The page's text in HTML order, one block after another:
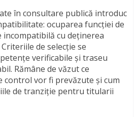
în consultare publică introduc
ocuparea funcției de
incompatibilă cu deținerea
de selecție se
verificabile și traseu
Rămâne de văzut ce
control vor fi prevăzute și cum
de tranziție pentru titularii